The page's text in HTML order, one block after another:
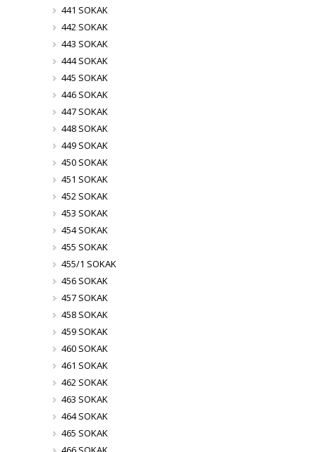
441 SOKAK
442 SOKAK
443 SOKAK
444 SOKAK
445 SOKAK
446 SOKAK
447 SOKAK
448 SOKAK
449 SOKAK
450 SOKAK
451 SOKAK
452 SOKAK
453 SOKAK
454 SOKAK
455 SOKAK
455/1 SOKAK
456 SOKAK
457 SOKAK
458 SOKAK
459 SOKAK
460 SOKAK
461 SOKAK
462 SOKAK
463 SOKAK
464 SOKAK
465 SOKAK